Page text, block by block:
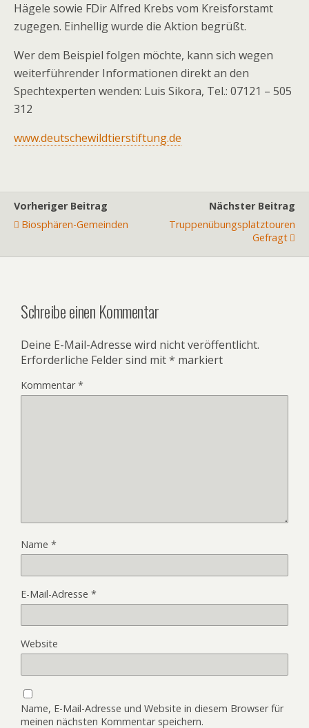
Hägele sowie FDir Alfred Krebs vom Kreisforstamt
zugegen. Einhellig wurde die Aktion begrüßt.
Wer dem Beispiel folgen möchte, kann sich wegen
weiterführender Informationen direkt an den
Spechtexperten wenden: Luis Sikora, Tel.: 07121 – 505
312
www.deutschewildtierstiftung.de
Vorheriger Beitrag
Biosphären-Gemeinden
Nächster Beitrag
Truppenübungsplatztouren
Gefragt
Schreibe einen Kommentar
Deine E-Mail-Adresse wird nicht veröffentlicht.
Erforderliche Felder sind mit* markiert
Kommentar*
Name *
E-Mail-Adresse *
Website
Name, E-Mail-Adresse und Website in diesem Browser für
meinen nächsten Kommentar speichern.